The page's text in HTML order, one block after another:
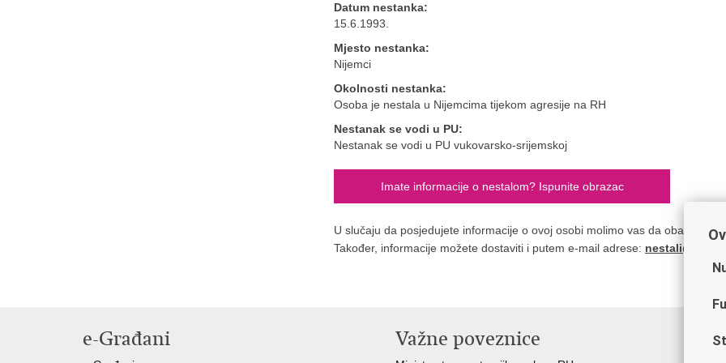
Datum nestanka:
15.6.1993.
Mjesto nestanka:
Nijemci
Okolnosti nestanka:
Osoba je nestala u Nijemcima tijekom agresije na RH
Nestanak se vodi u PU:
Nestanak se vodi u PU vukovarsko-srijemskoj
Imate informacije o nestalom? Ispunite obrazac
U slučaju da posjedujete informacije o ovoj osobi molimo vas da
Također, informacije možete dostaviti i putem e-mail adrese:
e-Građani Važne poveznice